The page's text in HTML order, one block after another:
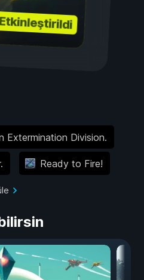
Extermination Division.
Ready to Fire!